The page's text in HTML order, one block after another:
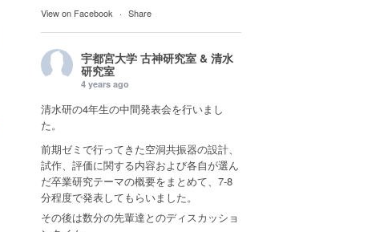
View on Facebook · Share
宇都宮大学 古神研究室 & 清水
研究室
4 years ago
清水研の4年生の中間発表会を行いまし
た。
前期ゼミで行ってきた空洞共振器の設計、
試作、評価に関する内容および各自が選ん
だ卒業研究テーマの概要をまとめて、7-8
分程度で発表してもらいました。
その後は数分の先輩達とのディスカッショ